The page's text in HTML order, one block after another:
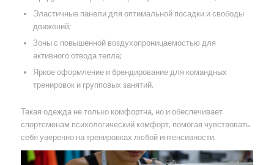
Эластичные панели для оптимальной посадки и свободы
движений;
Зоны с повышенной воздухопроницаемостью для
активного отвода тепла;
Яркое оформление и брендирование для командных
тренировок и групповых занятий.
Такая одежда не только комфортна, но и обеспечивает
спортсменам психологический комфорт, помогая чувствовать
себя уверенно на тренировках любой интенсивности.